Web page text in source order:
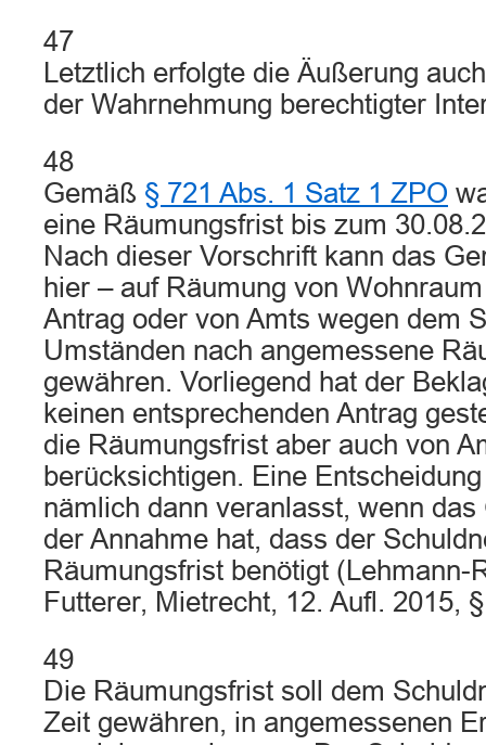
47
Letztlich erfolgte die Äußerung
der Wahrnehmung berechtigter
48
Gemäß § 721 Abs. 1 Satz 1 ZPO
eine Räumungsfrist bis zum
Nach dieser Vorschrift kann das
hier – auf Räumung von
Antrag oder von Amts wegen dem
Umständen nach angemessene
gewähren. Vorliegend hat der
keinen entsprechenden Antrag
die Räumungsfrist aber auch von
berücksichtigen. Eine
nämlich dann veranlasst, wenn
der Annahme hat, dass der
Räumungsfrist benötigt (Lehmann-
Futterer, Mietrecht, 12. Aufl. 2015,
49
Die Räumungsfrist soll dem
Zeit gewähren, in angemessenen